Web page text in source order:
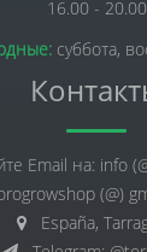
16.00 - 20.00
суббота,
Email на: info
(@)
España,